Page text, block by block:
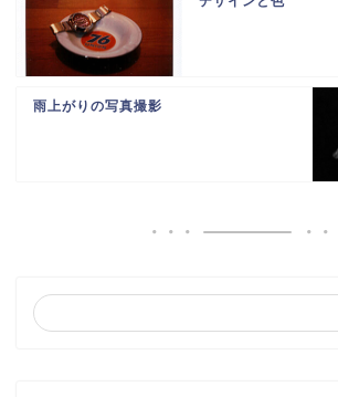
雨上がりの写真撮影